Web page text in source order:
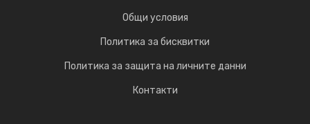
Общи условия
Политика за бисквитки
Политика за защита на личните данни
Контакти